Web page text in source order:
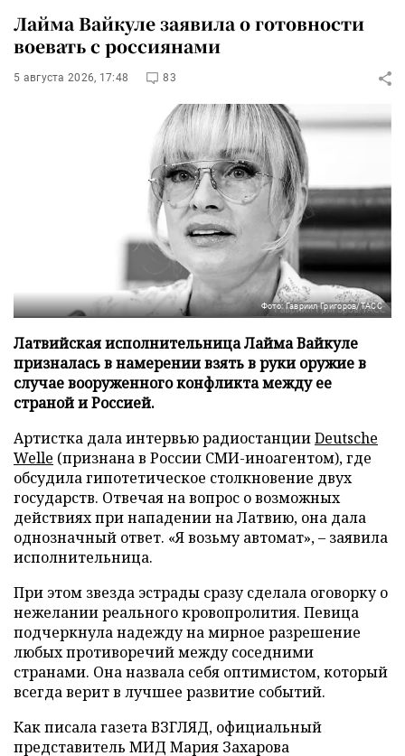
Лайма Вайкуле заявила о готовности
воевать с россиянами
5 августа 2026, 17:48 83
Фото: Гавриил Григоров/ТАСС
Латвийская исполнительница Лайма Вайкуле
призналась в намерении взять в руки оружие в
случае вооруженного конфликта между ее
страной и Россией.
Артистка дала интервью радиостанцииDeutsche
Welle (признана в России СМИ-иноагентом), где
обсудила гипотетическое столкновение двух
государств. Отвечая на вопрос о возможных
действиях при нападении на Латвию, она дала
однозначный ответ. «Я возьму автомат», – заявила
исполнительница.
При этом звезда эстрады сразу сделала оговорку о
нежелании реального кровопролития. Певица
подчеркнула надежду на мирное разрешение
любых противоречий между соседними
странами. Она назвала себя оптимистом, который
всегда верит в лучшее развитие событий.
Как писала газета ВЗГЛЯД, официальный
представитель МИД Мария Захарова